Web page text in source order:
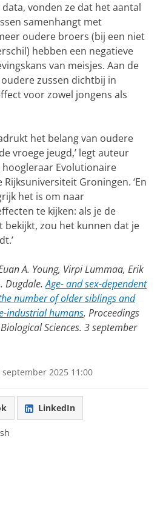
vonden ze dat het aantal
samenhangt met
oudere broers (bij een niet
hebben een negatieve
van meisjes. Aan de
zussen dichtbij in
voor zowel jongens als
het belang van oudere
vroege jeugd,’ legt auteur
Evolutionaire
Rijksuniversiteit Groningen. ‘En
het is om naar
te kijken: als je de
bekijkt, zou het kunnen dat je
A. Young, Virpi Lummaa, Erik
Dugdale.Age- and sex-dependent
number of older siblings and
industrial humans. Proceedings
Sciences. 3 september
september 2025 11:00
LinkedIn